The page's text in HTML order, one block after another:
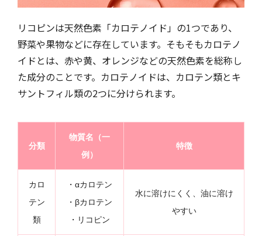
リコピンは天然色素「カロテノイド」の1つであり、
野菜や果物などに存在しています。そもそもカロテノ
イドとは、赤や黄、オレンジなどの天然色素を総称し
た成分のことです。カロテノイドは、カロテン類とキ
サントフィル類の2つに分けられます。
分類
物質名（一
例）
特徴
カロ
テン
類
・αカロテン
・βカロテン
・リコピン
水に溶けにくく、油に溶け
やすい